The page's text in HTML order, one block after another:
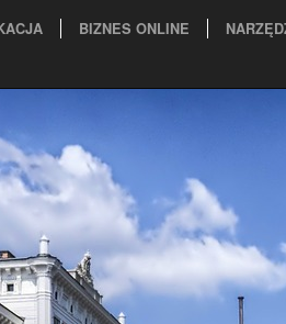
BIZNES ONLINE